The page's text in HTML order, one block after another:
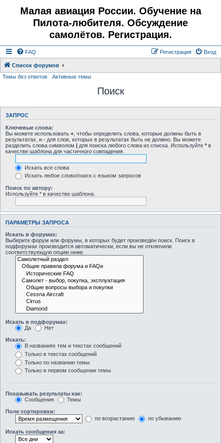
Малая авиация России. Обучение на
Пилота-любителя. Обсуждение
самолётов. Регистрация.
FAQ Вход
Регистрация
Список форумов
Темы без ответов
Активные темы
Поиск
ЗАПРОС
Ключевые слова:
Вы можете использовать + , чтобы определить слова, которые должны быть в
результатах, и - для слов, которых в результатах быть не должно. Вы можете
разделить слова символом | для поиска любого слова из списка. Используйте * в
качестве шаблона для частичного совпадения.
Искать все слова
Искать любое слово/поиск с языком запросов
Поиск по автору:
Используйте * в качестве шаблона.
ПАРАМЕТРЫ ЗАПРОСА
Искать в форумах:
Выберите форум или форумы, в которых будет произведён поиск. Поиск в
подфорумах производится автоматически, если вы не отключили
соответствующую опцию ниже.
Искать в подфорумах:
Да
Нет
Искать:
В названиях тем и текстах сообщений
Только в текстах сообщений
Только по названию темы
Только в первом сообщении темы
Показывать результаты как:
Сообщения
Темы
Поле сортировки:
по возрастанию
по убыванию
Искать сообщения за: